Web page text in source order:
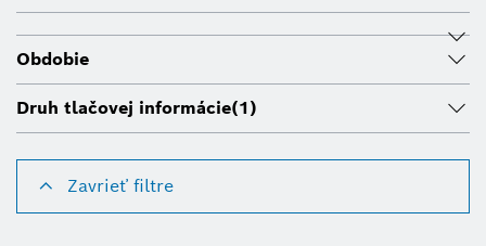
Obdobie
Druh tlačovej informácie(1)
Zavrieť filtre